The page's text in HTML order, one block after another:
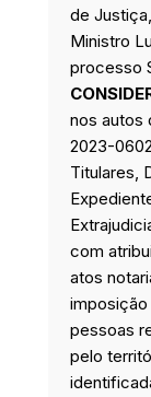
de
Ministro
processo
nos autos
2023-
Titulares,
com
atos
imposição
pessoas
pelo